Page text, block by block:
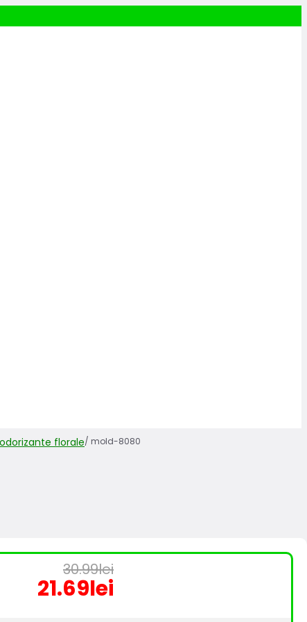
florale/ mold-8080
30.99lei
Prețul
inițial
21.69lei
Prețul
curent